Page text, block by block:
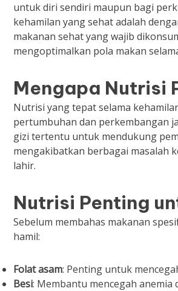
untuk diri sendiri maupun bagi
kehamilan yang sehat adalah
makanan sehat yang wajib
mengoptimalkan pola makan
Mengapa Nutrisi
Nutrisi yang tepat selama
pertumbuhan dan perkembangan
gizi tertentu untuk mendukung
mengakibatkan berbagai masalah
lahir.
Nutrisi Penting
Sebelum membahas makanan
hamil:
Folat asam: Penting untuk
Besi: Membantu mencegah